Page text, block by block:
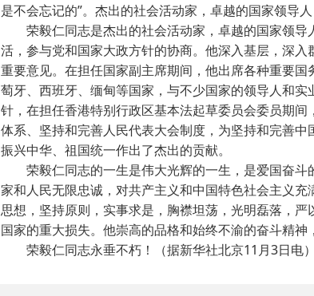
是不会忘记的”。杰出的社会活动家，卓越的国家领导人
荣毅仁同志是杰出的社会活动家，卓越的国家领导
活，参与党和国家大政方针的协商。他深入基层，深
重要意见。在担任国家副主席期间，他出席各种重要
萄牙、西班牙、缅甸等国家，与不少国家的领导人和
针，在担任香港特别行政区基本法起草委员会委员期
体系、坚持和完善人民代表大会制度，为坚持和完善
振兴中华、祖国统一作出了杰出的贡献。
荣毅仁同志的一生是伟大光辉的一生，是爱国奋斗
家和人民无限忠诚，对共产主义和中国特色社会主义
思想，坚持原则，实事求是，胸襟坦荡，光明磊落，
国家的重大损失。他崇高的品格和始终不渝的奋斗精神
荣毅仁同志永垂不朽！（据新华社北京11月3日电）